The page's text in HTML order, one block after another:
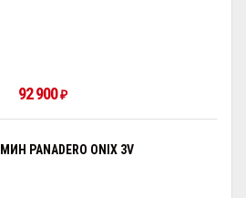
92 900₽
PANADERO ONIX 3V